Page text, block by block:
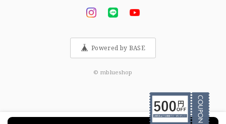
Powered by BASE
© mblueshop